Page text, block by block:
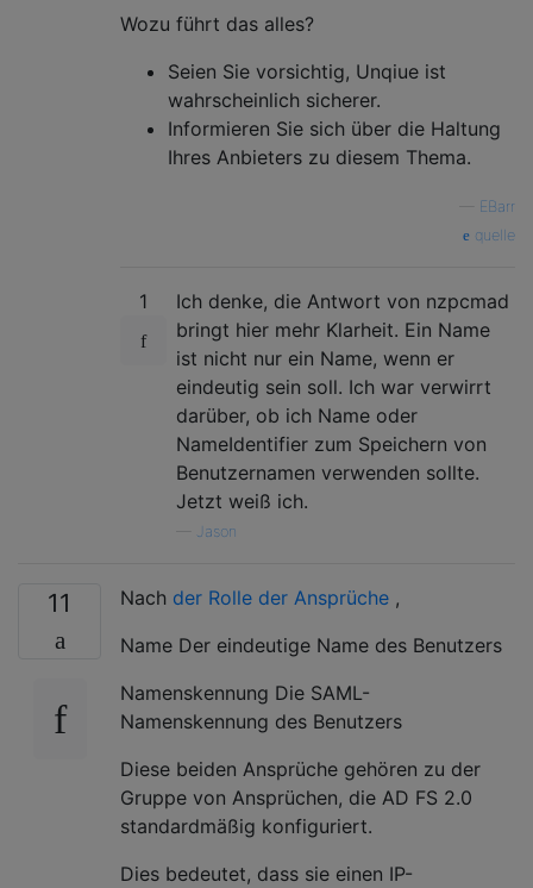
Wozu führt das alles?
Seien Sie vorsichtig, Unqiue ist
wahrscheinlich sicherer.
Informieren Sie sich über die Haltung
Ihres Anbieters zu diesem Thema.
EBarr
quelle
1
Ich denke, die Antwort von nzpcmad
bringt hier mehr Klarheit. Ein Name
ist nicht nur ein Name, wenn er
eindeutig sein soll. Ich war verwirrt
darüber, ob ich Name oder
NameIdentifier zum Speichern von
Benutzernamen verwenden sollte.
Jetzt weiß ich.
Jason
11 Nach der Rolle der Ansprüche ,
Name Der eindeutige Name des Benutzers
Namenskennung Die SAML-
Namenskennung des Benutzers
Diese beiden Ansprüche gehören zu der
Gruppe von Ansprüchen, die AD FS 2.0
standardmäßig konfiguriert.
Dies bedeutet, dass sie einen IP-